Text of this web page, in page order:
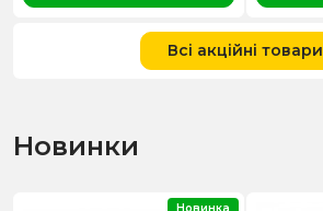
Всі акційні товари
Новинки